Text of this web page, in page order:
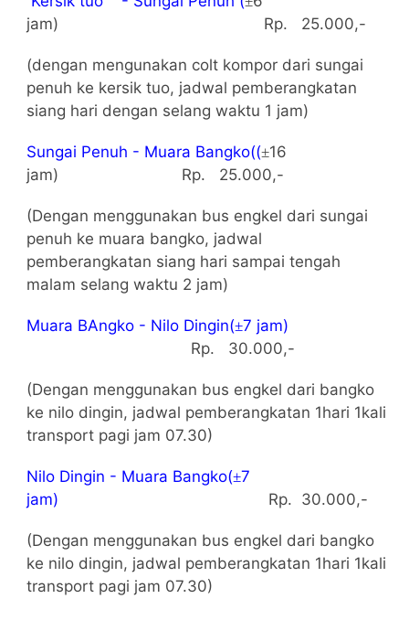
jam)
Rp. 25.000,-
(dengan mengunakan colt kompor dari sungai
penuh ke kersik tuo, jadwal pemberangkatan
siang hari dengan selang waktu 1 jam)
Sungai Penuh - Muara Bangko((±16
jam)
Rp. 25.000,-
(Dengan menggunakan bus engkel dari sungai
penuh ke muara bangko, jadwal
pemberangkatan siang hari sampai tengah
malam selang waktu 2 jam)
Muara BAngko - Nilo Dingin(±7 jam)
Rp.
30.000,-
(Dengan menggunakan bus engkel dari bangko
ke nilo dingin, jadwal pemberangkatan 1hari 1kali
transport pagi jam 07.30)
Nilo Dingin - Muara Bangko(±7
jam)
Rp. 30.000,-
(Dengan menggunakan bus engkel dari bangko
ke nilo dingin, jadwal pemberangkatan 1hari 1kali
transport pagi jam 07.30)